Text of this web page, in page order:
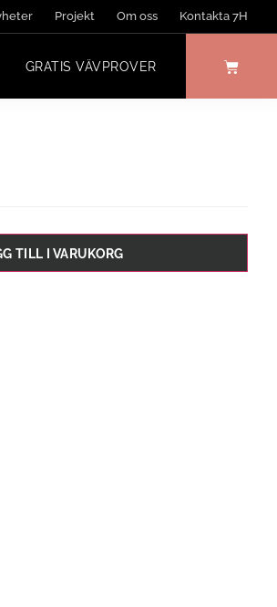
Projekt Om oss Kontakta 7H
GRATIS VÄVPROVER
TILL I VARUKORG